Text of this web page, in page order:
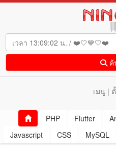
ค้
เมนู |
PHP Flutter
Javascript
CSS MySQL